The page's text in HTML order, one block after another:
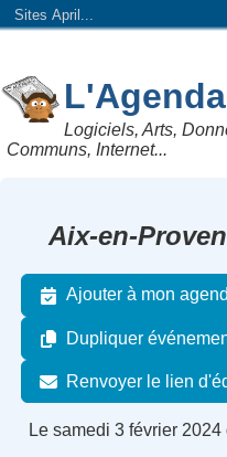
Sites April...
Logiciels, Arts,
Communs, Internet...
Aix-en-
Ajouter à mon
Dupliquer
Renvoyer le lien
Le samedi 3 février